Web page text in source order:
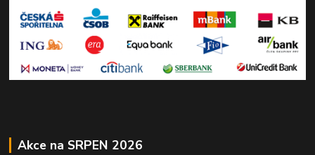
Akce na SRPEN 2026